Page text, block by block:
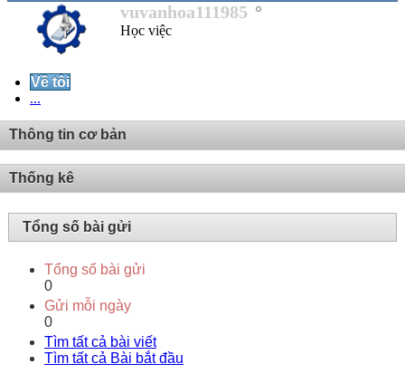
vuvanhoa111985
Học việc
Về tôi
...
Thông tin cơ bản
Thống kê
Tổng số bài gửi
Tổng số bài gửi
0
Gửi mỗi ngày
0
Tìm tất cả bài viết
Tìm tất cả Bài bắt đầu